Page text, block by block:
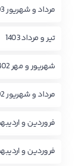
مرداد و شهریور 1403
تیر و مرداد 1403
شهریور و مهر 1402
مرداد و شهریور 1402
فروردین و
فروردین و